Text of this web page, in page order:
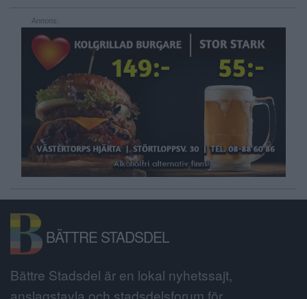
Annons:
BÄTTRE STADSDEL
Bättre Stadsdel är en lokal nyhetssajt,